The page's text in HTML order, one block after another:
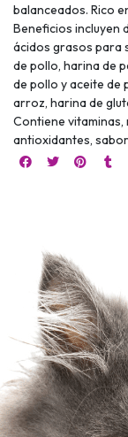
balanceados. Rico
Beneficios incluyen
ácidos grasos para
de pollo, harina de
de pollo y aceite de
arroz, harina de
Contiene
antioxidantes,